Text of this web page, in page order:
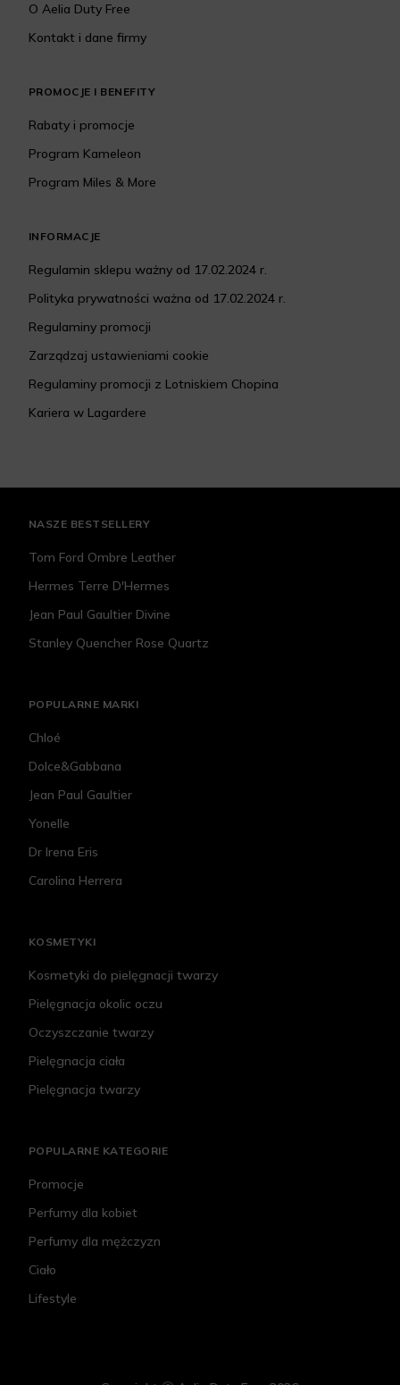
O Aelia Duty Free
Kontakt i dane firmy
PROMOCJE I BENEFITY
Rabaty i promocje
Program Kameleon
Program Miles & More
INFORMACJE
Regulamin sklepu ważny od 17.02.2024 r.
Polityka prywatności ważna od 17.02.2024 r.
Regulaminy promocji
Zarządzaj ustawieniami cookie
Regulaminy promocji z Lotniskiem Chopina
Kariera w Lagardere
NASZE BESTSELLERY
Tom Ford Ombre Leather
Hermes Terre D'Hermes
Jean Paul Gaultier Divine
Stanley Quencher Rose Quartz
POPULARNE MARKI
Chloé
Dolce&Gabbana
Jean Paul Gaultier
Yonelle
Dr Irena Eris
Carolina Herrera
KOSMETYKI
Kosmetyki do pielęgnacji twarzy
Pielęgnacja okolic oczu
Oczyszczanie twarzy
Pielęgnacja ciała
Pielęgnacja twarzy
POPULARNE KATEGORIE
Promocje
Perfumy dla kobiet
Perfumy dla mężczyzn
Ciało
Lifestyle